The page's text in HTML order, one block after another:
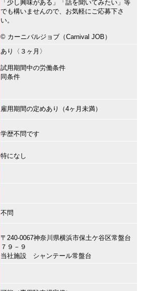
「少し興味がある」「話を聞いてみたい」等
でも構いませんので、お気軽にご応募下さ
い。
©︎ カーニバルジョブ（Carnival JOB）
あり〈３ヶ月〉
試用期間中の労働条件
同条件
雇用期間の定めあり（4ヶ月未満）
学歴不問です
特になし
不問
〒240-0067神奈川県横浜市保土ケ谷区常盤台
７９－９
当社施設 シャンテール常盤台